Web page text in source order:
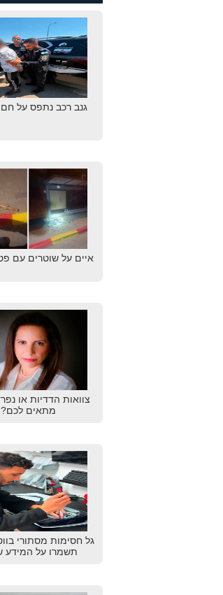
גנב רכב נתפס על חם
איים על שוטרים עם
צוואות הדדיות או
מתאים לכם?
גל חסימות מסתורי
תשמרו על המידע